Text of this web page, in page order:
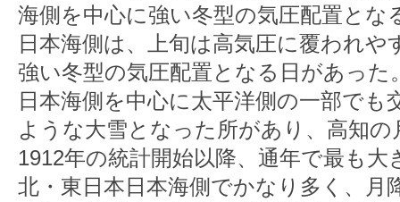
海側を中心に強い冬型の気圧配置とな
日本海側は、上旬は高気圧に覆われ
強い冬型の気圧配置となる日があった
日本海側を中心に太平洋側の一部でも
ような大雪となった所があり、高知の
1912年の統計開始以降、通年で最も
北・東日本日本海側でかなり多く、月